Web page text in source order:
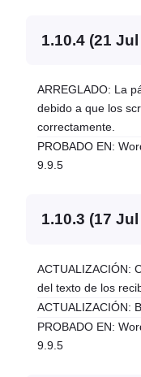
1.10.4 (21
ARREGLADO: La
debido a que los
correctamente.
PROBADO EN:
9.9.5
1.10.3 (17
ACTUALIZACIÓN:
del texto de los
ACTUALIZACIÓN:
PROBADO EN:
9.9.5